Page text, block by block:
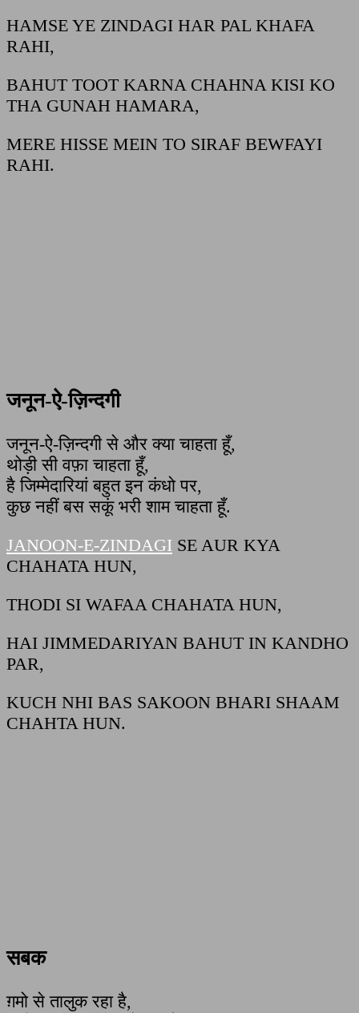
HAMSE YE ZINDAGI HAR PAL KHAFA
RAHI,
BAHUT TOOT KARNA CHAHNA KISI KO
THA GUNAH HAMARA,
MERE HISSE MEIN TO SIRAF BEWFAYI
RAHI.
जनून-ऐ-ज़िन्दगी
जनून-ऐ-ज़िन्दगी से और क्या चाहता हूँ,
थोड़ी सी वफ़ा चाहता हूँ,
है जिम्मेदारियां बहुत इन कंधो पर,
कुछ नहीं बस सकूं भरी शाम चाहता हूँ.
JANOON-E-ZINDAGI SE AUR KYA
CHAHATA HUN,
THODI SI WAFAA CHAHATA HUN,
HAI JIMMEDARIYAN BAHUT IN KANDHO
PAR,
KUCH NHI BAS SAKOON BHARI SHAAM
CHAHTA HUN.
सबक
ग़मो से तालुक रहा है,